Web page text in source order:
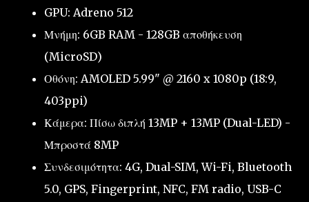
GPU: Adreno 512
Μνήμη: 6GB RAM - 128GB αποθήκευση
(MicroSD)
Οθόνη: AMOLED 5.99" @ 2160 x 1080p (18:9,
403ppi)
Κάμερα: Πίσω διπλή 13MP + 13MP (Dual-LED) -
Μπροστά 8MP
Συνδεσιμότητα: 4G, Dual-SIM, Wi-Fi, Bluetooth
5.0, GPS, Fingerprint, NFC, FM radio, USB-C